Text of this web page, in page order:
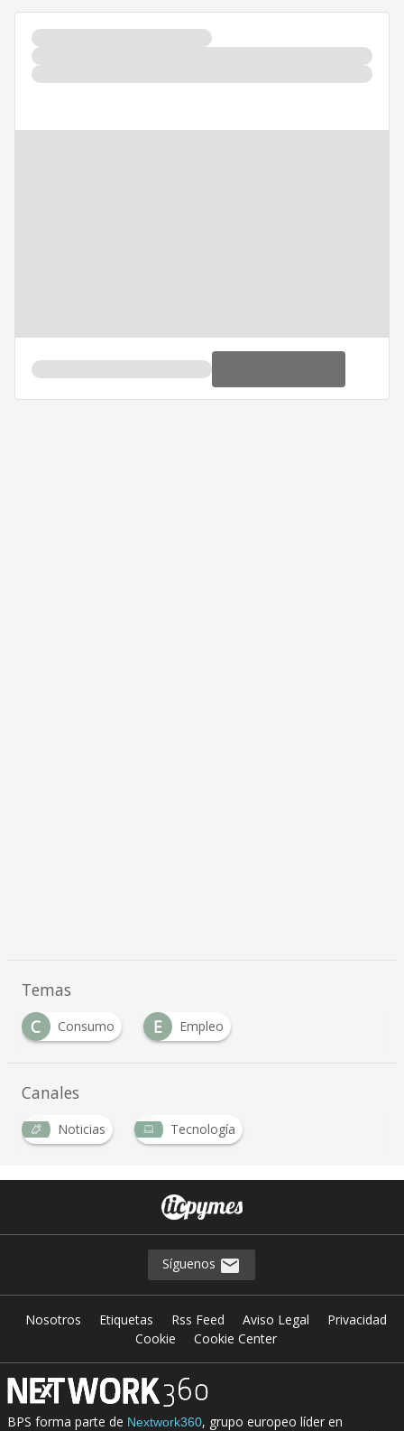
Temas
C
Consumo E Empleo
Canales
Noticias Tecnología
Síguenos
Nosotros Etiquetas Rss Feed Aviso Legal
Privacidad
Cookie
Cookie Center
BPS forma parte de Nextwork360, grupo europeo líder en